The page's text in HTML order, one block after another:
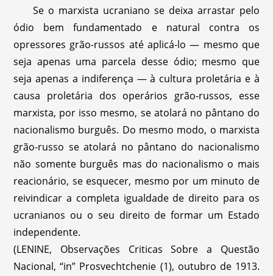
Se o marxista ucraniano se deixa arrastar pelo
ódio bem fundamentado e natural contra os
opressores grão-russos até aplicá-lo — mesmo que
seja apenas uma parcela desse ódio; mesmo que
seja apenas a indiferença — à cultura proletária e à
causa proletária dos operários grão-russos, esse
marxista, por isso mesmo, se atolará no pântano do
nacionalismo burguês. Do mesmo modo, o marxista
grão-russo se atolará no pântano do nacionalismo
não somente burguês mas do nacionalismo o mais
reacionário, se esquecer, mesmo por um minuto de
reivindicar a completa igualdade de direito para os
ucranianos ou o seu direito de formar um Estado
independente.
(LENINE, Observações Criticas Sobre a Questão
Nacional, “in” Prosvechtchenie (1), outubro de 1913.